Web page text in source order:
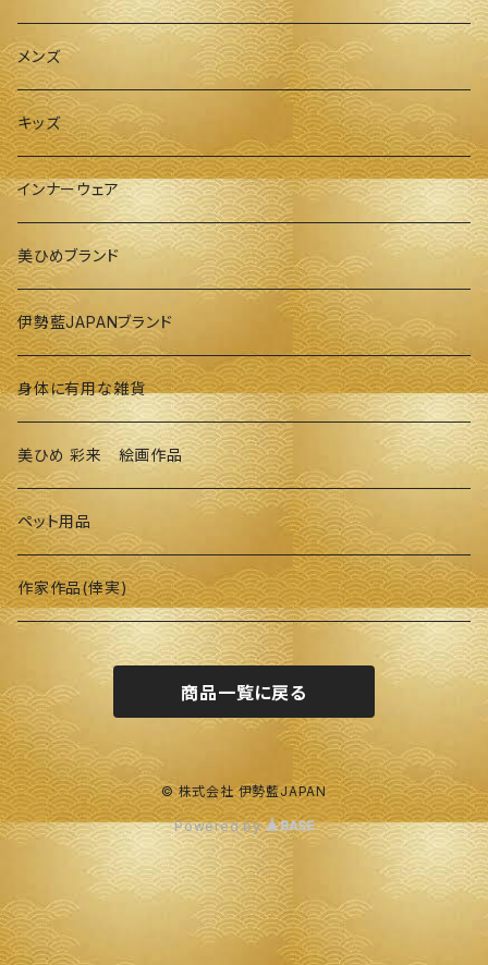
メンズ
キッズ
インナーウェア
美ひめブランド
伊勢藍JAPANブランド
身体に有用な雑貨
美ひめ 彩来 絵画作品
ペット用品
作家作品(倖実)
商品一覧に戻る
© 株式会社 伊勢藍JAPAN
Powered by